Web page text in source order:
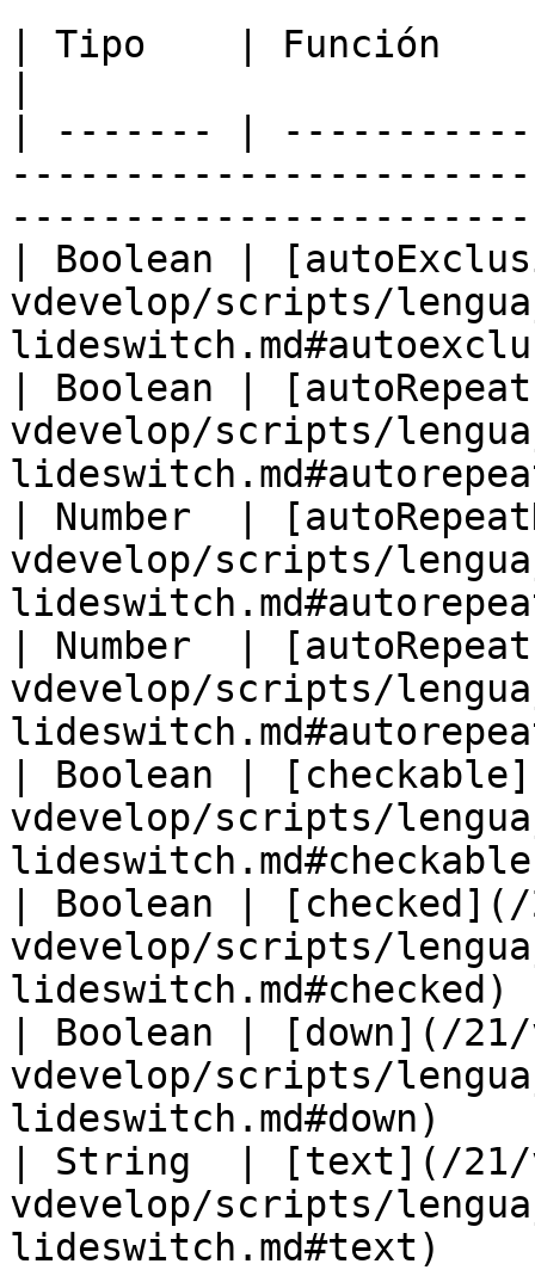
| Tipo    | Función
| ------- |
| Boolean |
vdevelop/scripts/
| Boolean |
vdevelop/scripts/
| Number  |
vdevelop/scripts/
| Number  |
vdevelop/scripts/
| Boolean |
vdevelop/scripts/
| Boolean |
vdevelop/scripts/
| Boolean | [down](/
vdevelop/scripts/
| String  | [text](/21/
vdevelop/scripts/